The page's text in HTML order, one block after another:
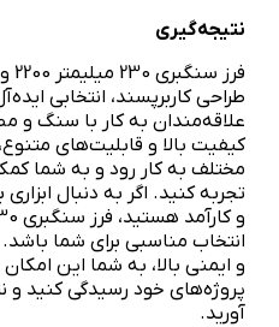
نتیجه‌گیری
طراحی کاربرپسند، انتخابی
علاقه‌مندان به کار با سنگ و
کیفیت بالا و قابلیت‌های
مختلف به کار رود و به شما
تجربه کنید. اگر به دنبال
انتخاب مناسبی برای شما باشد.
و ایمنی بالا، به شما این
پروژه‌های خود رسیدگی کنید و
آورید.